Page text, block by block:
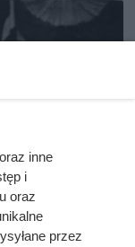
inne
i
oraz
przez